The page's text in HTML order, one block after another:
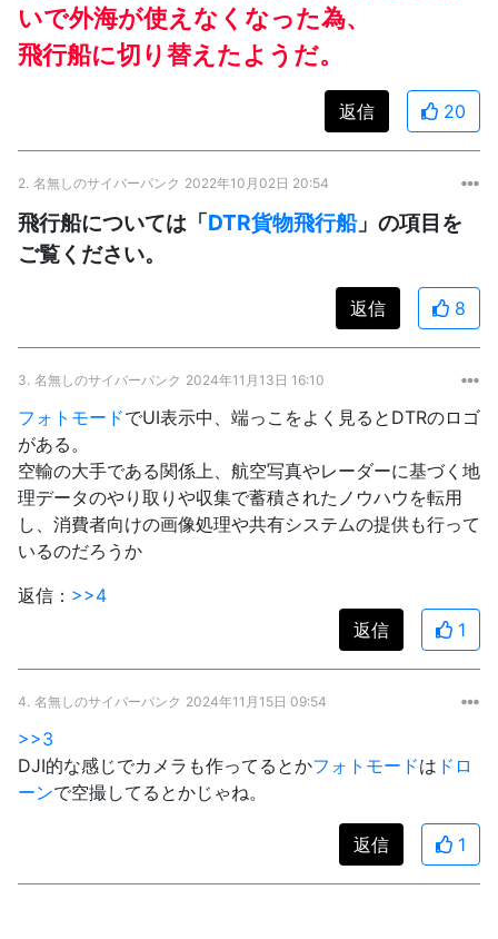
いで外海が使えなくなった為、
飛行船に切り替えたようだ。
返信 20
2. 名無しのサイバーパンク 2022年10月02日 20:54
飛行船については「DTR貨物飛行船」の項目を
ご覧ください。
返信 8
3. 名無しのサイバーパンク 2024年11月13日 16:10
フォトモードでUI表示中、端っこをよく見るとDTRのロゴ
がある。
空輸の大手である関係上、航空写真やレーダーに基づく地
理データのやり取りや収集で蓄積されたノウハウを転用
し、消費者向けの画像処理や共有システムの提供も行って
いるのだろうか
返信： >>4
返信
1
4. 名無しのサイバーパンク 2024年11月15日 09:54
>>3
DJI的な感じでカメラも作ってるとかフォトモードは ドロ
ーンで空撮してるとかじゃね。
返信 1